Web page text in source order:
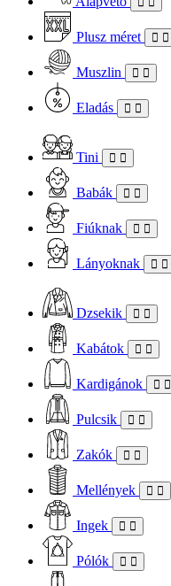
Plusz méret
Muszlin
Eladás
Tini
Babák
Fiúknak
Lányoknak
Dzsekik
Kabátok
Kardigánok
Pulcsik
Zakók
Mellények
Ingek
Pólók